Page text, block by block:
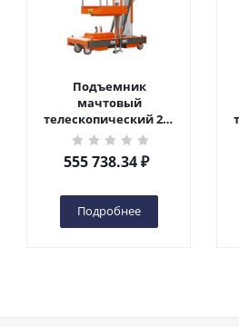
Подъемник
мачтовый
телескопический 200
кг 6 м TOR GTWY6-200S
DC 2-мачтовый
(автономный) (G) в
555 738.34₽
Подробнее